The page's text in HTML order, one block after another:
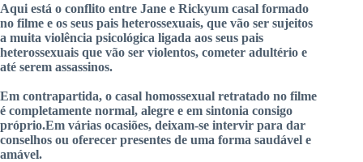
Aqui está o conflito entre Jane e Rickyum casal formado
no filme e os seus pais heterossexuais, que vão ser sujeitos
a muita violência psicológica ligada aos seus pais
heterossexuais que vão ser violentos, cometer adultério e
até serem assassinos.
Em contrapartida, o casal homossexual retratado no filme
é completamente normal, alegre e em sintonia consigo
próprio.Em várias ocasiões, deixam-se intervir para dar
conselhos ou oferecer presentes de uma forma saudável e
amável.